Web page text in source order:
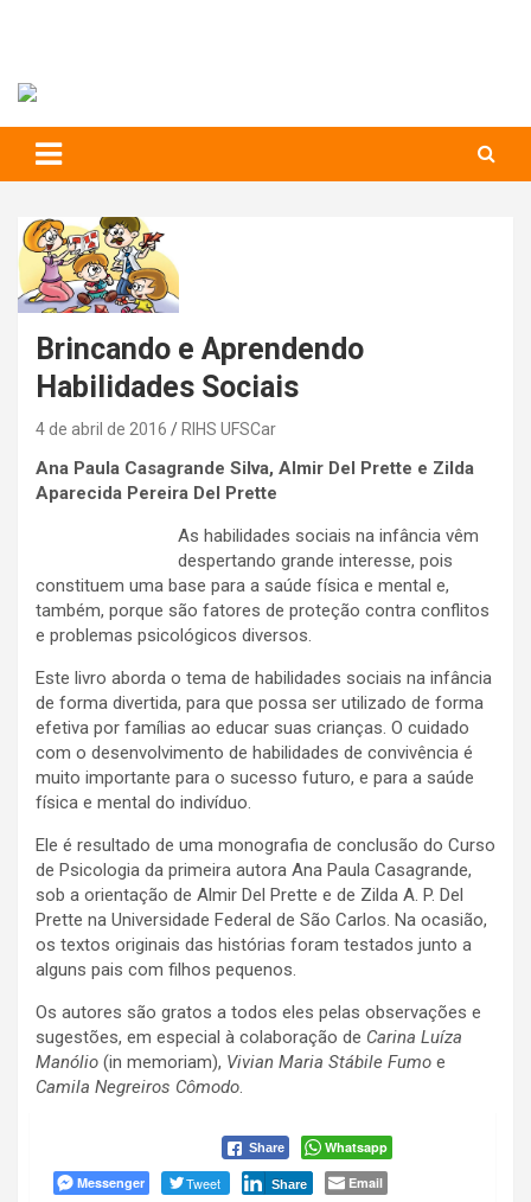
Brincando e Aprendendo
Habilidades Sociais
4 de abril de 2016 RIHS UFSCar
Ana Paula Casagrande Silva, Almir Del Prette e Zilda
Aparecida Pereira Del Prette
As habilidades sociais na infância vêm
despertando grande interesse, pois
constituem uma base para a saúde física e mental e,
também, porque são fatores de proteção contra conflitos
e problemas psicológicos diversos.
Este livro aborda o tema de habilidades sociais na infância
de forma divertida, para que possa ser utilizado de forma
efetiva por famílias ao educar suas crianças. O cuidado
com o desenvolvimento de habilidades de convivência é
muito importante para o sucesso futuro, e para a saúde
física e mental do indivíduo.
Ele é resultado de uma monografia de conclusão do Curso
de Psicologia da primeira autora Ana Paula Casagrande,
sob a orientação de Almir Del Prette e de Zilda A. P. Del
Prette na Universidade Federal de São Carlos. Na ocasião,
os textos originais das histórias foram testados junto a
alguns pais com filhos pequenos.
Os autores são gratos a todos eles pelas observações e
sugestões, em especial à colaboração de Carina Luíza
Manólio (in memoriam), Vivian Maria Stábile Fumo e
Camila Negreiros Cômodo.
Share
Whatsapp
Messenger
Tweet Share Email